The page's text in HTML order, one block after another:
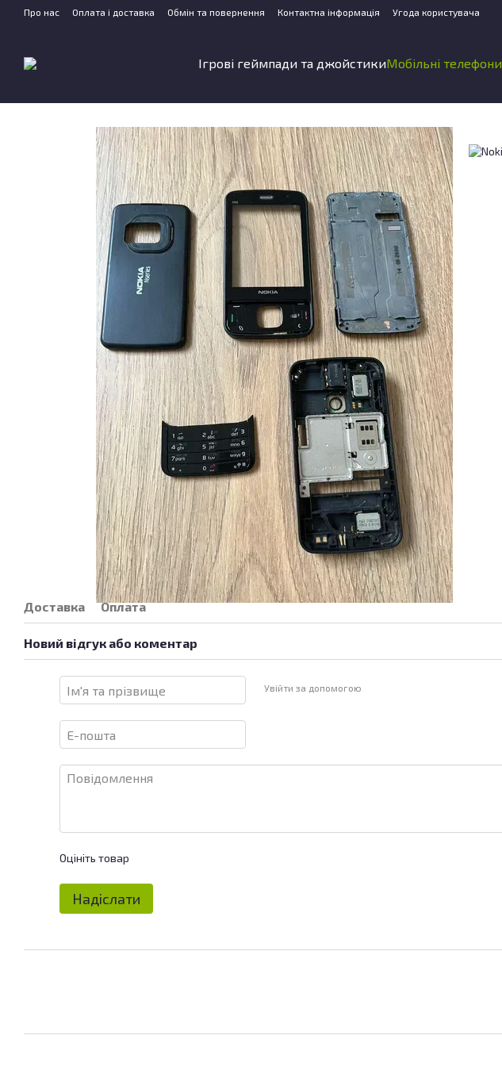
Перейти до основного контенту
Про нас Оплата і доставка Обмін та повернення Контактна інформація Угода користувача
Ігрові геймпади та джойстикиМобільні телефони
Доставка Оплата
Новий відгук або коментар
Увійти за допомогою
Оцініть товар
Надіслати